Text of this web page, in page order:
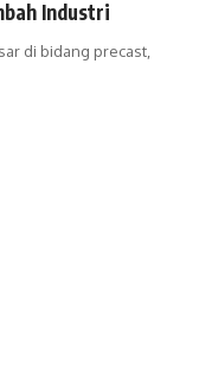
Industri
di bidang precast,